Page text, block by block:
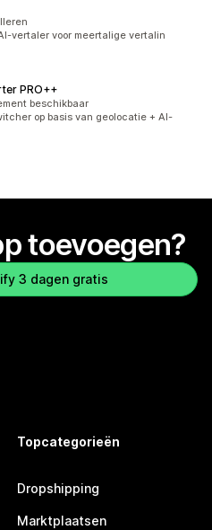
vertaler voor meertalige vertalin
PRO++
beschikbaar
op basis van geolocatie + AI-
toevoegen?
3 dagen gratis
Topcategorieën
Dropshipping
Marktplaatsen